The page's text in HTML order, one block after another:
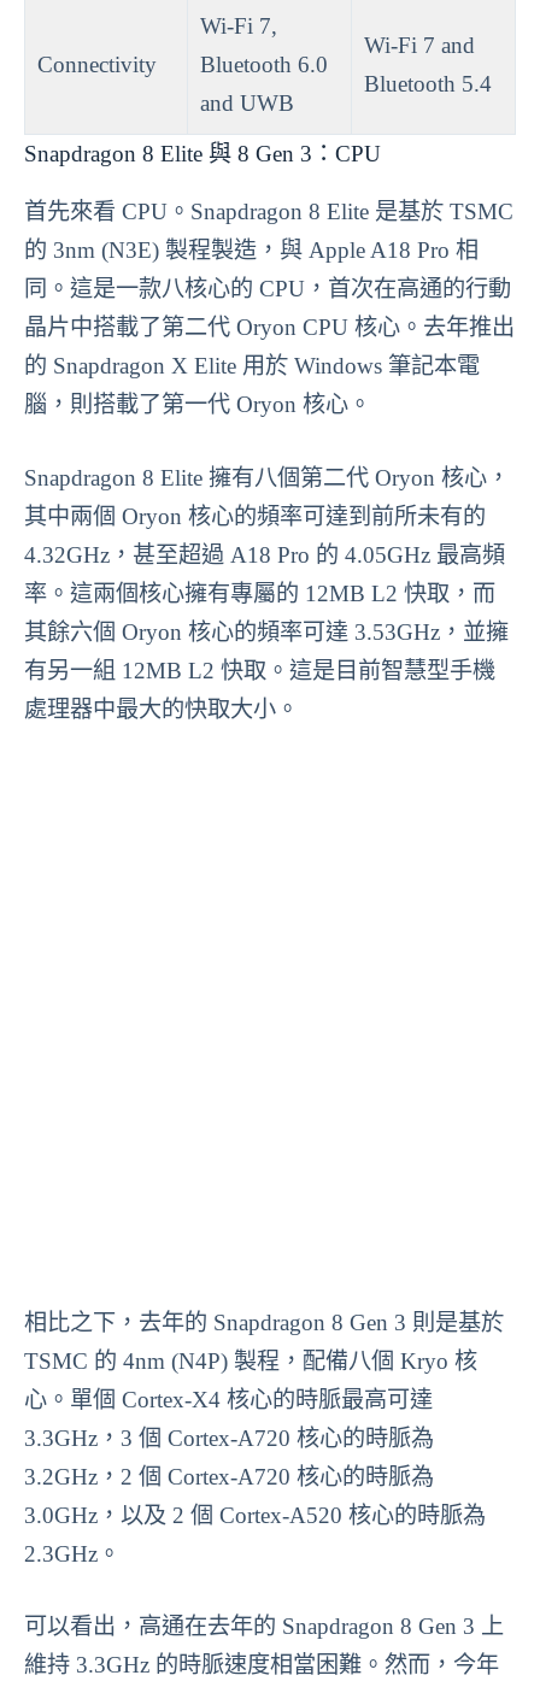
Connectivity
Wi-Fi 7,
Bluetooth 6.0
and UWB
Wi-Fi 7 and
Bluetooth 5.4
Snapdragon 8 Elite 與 8 Gen 3：CPU
首先來看 CPU。Snapdragon 8 Elite 是基於 TSMC
的 3nm (N3E) 製程製造，與 Apple A18 Pro 相
同。這是一款八核心的 CPU，首次在高通的行動
晶片中搭載了第二代 Oryon CPU 核心。去年推出
的 Snapdragon X Elite 用於 Windows 筆記本電
腦，則搭載了第一代 Oryon 核心。
Snapdragon 8 Elite 擁有八個第二代 Oryon 核心，
其中兩個 Oryon 核心的頻率可達到前所未有的
4.32GHz，甚至超過 A18 Pro 的 4.05GHz 最高頻
率。這兩個核心擁有專屬的 12MB L2 快取，而
其餘六個 Oryon 核心的頻率可達 3.53GHz，並擁
有另一組 12MB L2 快取。這是目前智慧型手機
處理器中最大的快取大小。
相比之下，去年的 Snapdragon 8 Gen 3 則是基於
TSMC 的 4nm (N4P) 製程，配備八個 Kryo 核
心。單個 Cortex-X4 核心的時脈最高可達
3.3GHz，3 個 Cortex-A720 核心的時脈為
3.2GHz，2 個 Cortex-A720 核心的時脈為
3.0GHz，以及 2 個 Cortex-A520 核心的時脈為
2.3GHz。
可以看出，高通在去年的 Snapdragon 8 Gen 3 上
維持 3.3GHz 的時脈速度相當困難。然而，今年